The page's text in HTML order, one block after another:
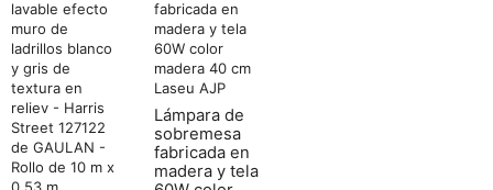
Lámpara de
sobremesa
fabricada en
madera y tela